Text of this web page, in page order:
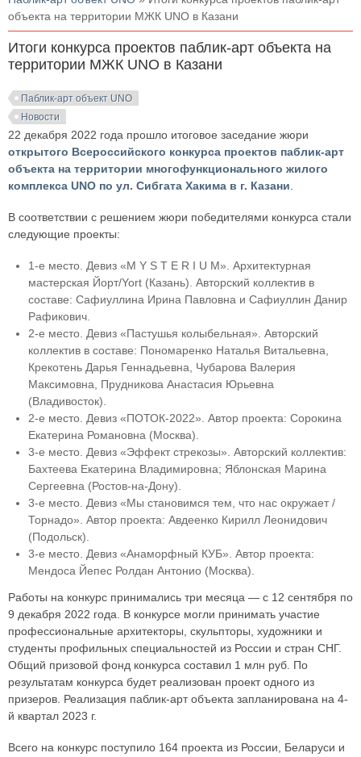
объекта на территории МЖК UNO в Казани
Итоги конкурса проектов паблик-арт объекта на
территории МЖК UNO в Казани
Паблик-арт объект UNO
Новости
22 декабря 2022 года прошло итоговое заседание жюри
открытого Всероссийского конкурса проектов паблик-арт
объекта на территории многофункционального жилого
комплекса UNO по ул. Сибгата Хакима в г. Казани
В соответствии с решением жюри победителями конкурса стали
следующие проекты:
1-е место. Девиз «M Y S T E R I U M». Архитектурная
мастерская Йорт/Yort (Казань). Авторский коллектив в
составе: Сафиуллина Ирина Павловна и Сафиуллин Данир
Рафикович.
2-е место. Девиз «Пастушья колыбельная». Авторский
коллектив в составе: Пономаренко Наталья Витальевна,
Крекотень Дарья Геннадьевна, Чубарова Валерия
Максимовна, Прудникова Анастасия Юрьевна
(Владивосток).
2-е место. Девиз «ПОТОК-2022». Автор проекта: Сорокина
Екатерина Романовна (Москва).
3-е место. Девиз «Эффект стрекозы». Авторский коллектив:
Бахтеева Екатерина Владимировна; Яблонская Марина
Сергеевна (Ростов-на-Дону).
3-е место. Девиз «Мы становимся тем, что нас окружает /
Торнадо». Автор проекта: Авдеенко Кирилл Леонидович
(Подольск).
3-е место. Девиз «Анаморфный КУБ». Автор проекта:
Мендоса Йепес Ролдан Антонио (Москва).
Работы на конкурс принимались три месяца — с 12 сентября по
9 декабря 2022 года. В конкурсе могли принимать участие
профессиональные архитекторы, скульпторы, художники и
студенты профильных специальностей из России и стран СНГ.
Общий призовой фонд конкурса составил 1 млн руб. По
результатам конкурса будет реализован проект одного из
призеров. Реализация паблик-арт объекта запланирована на 4-
й квартал 2023 г.
Всего на конкурс поступило 164 проекта из России, Беларуси и